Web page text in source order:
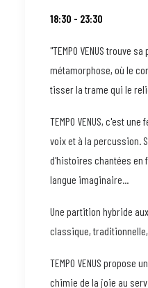
18:30 - 23:30
"TEMPO VENUS trouve
métamorphose, où le
tisser la trame qui le
TEMPO VENUS, c'est
voix et à la percussion.
d'histoires chantées en
langue imaginaire...
Une partition hybride
classique,
TEMPO VENUS propose
chimie de la joie au